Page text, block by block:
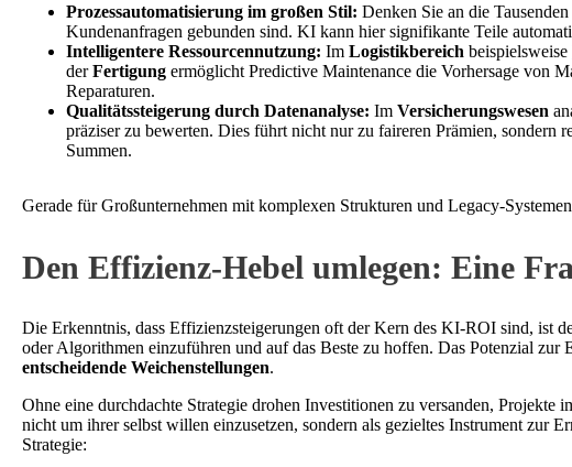
Prozessautomatisierung im großen Stil: Denken Sie an die
Kundenanfragen gebunden sind. KI kann hier signifikante Teile
Intelligentere Ressourcennutzung: Im Logistikbereich beispielsweise
derFertigung ermöglicht Predictive Maintenance die Vorhersage von
Reparaturen.
Qualitätssteigerung durch Datenanalyse: Im Versicherungswesen
präziser zu bewerten. Dies führt nicht nur zu faireren Prämien, sondern
Summen.
Gerade für Großunternehmen mit komplexen Strukturen und Legacy-
Den Effizienz-Hebel umlegen: Eine
Die Erkenntnis, dass Effizienzsteigerungen oft der Kern des KI-ROI sind, ist
oder Algorithmen einzuführen und auf das Beste zu hoffen. Das Potenzial
entscheidende Weichenstellungen.
Ohne eine durchdachte Strategie drohen Investitionen zu versanden,
nicht um ihrer selbst willen einzusetzen, sondern als gezieltes Instrument zur
Strategie: